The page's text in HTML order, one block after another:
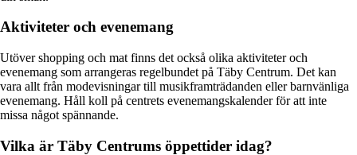
Aktiviteter och evenemang
Utöver shopping och mat finns det också olika aktiviteter och
evenemang som arrangeras regelbundet på Täby Centrum. Det kan
vara allt från modevisningar till musikframträdanden eller barnvänliga
evenemang. Håll koll på centrets evenemangskalender för att inte
missa något spännande.
Vilka är Täby Centrums öppettider idag?